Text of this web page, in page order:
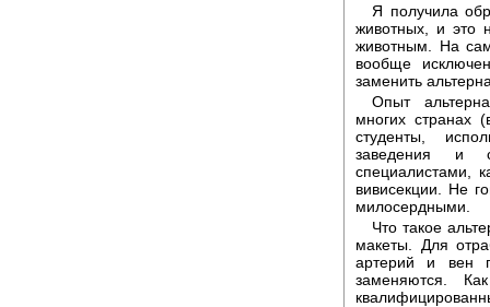
Я получила
животных, и это
животным. На
вообще
заменить
Опыт
многих странах
студенты,
заведения и
специалистами,
вивисекции. Не
милосердными.
Что такое
макеты. Для
артерий и вен
заменяются.